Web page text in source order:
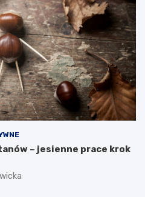
– jesienne prace krok